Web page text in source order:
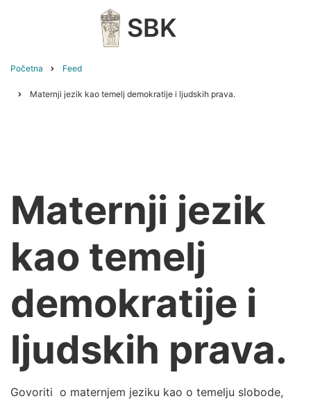
SBK
Početna Feed
Maternji jezik kao temelj demokratije i ljudskih prava.
Maternji jezik
kao temelj
demokratije i
ljudskih prava.
Govoriti o maternjem jeziku kao o temelju slobode,